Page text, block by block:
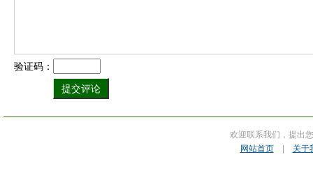
验证码：
欢迎联系我们，提出
网站首页| 关于